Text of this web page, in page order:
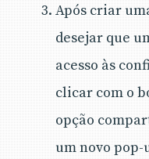
Após criar
desejar que
acesso às
clicar com o
opção
um novo